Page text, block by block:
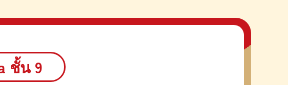
ชั้น 9